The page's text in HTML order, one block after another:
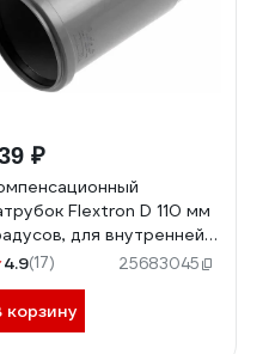
₽
Flextron D 110 мм
для внутренней
143145
4.9(17) 25683045
корзину